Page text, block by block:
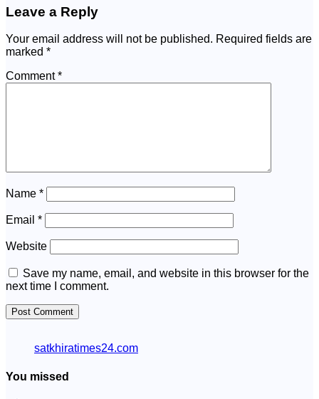
Leave a Reply
Your email address will not be published. Required fields are
marked *
Comment*
Name *
Email *
Website
Save my name, email, and website in this browser for the
next time I comment.
satkhiratimes24.com
You missed